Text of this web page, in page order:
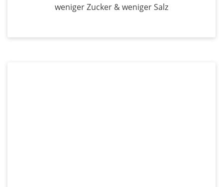
weniger Zucker & weniger Salz